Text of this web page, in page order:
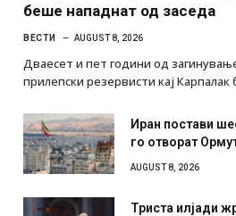
беше нападнат од заседа
ВЕСТИ AUGUST 8, 2026
Дваесет и пет години од
прилепски резервисти кај
Иран постави
го отворат
AUGUST 8, 2026
Триста илјади